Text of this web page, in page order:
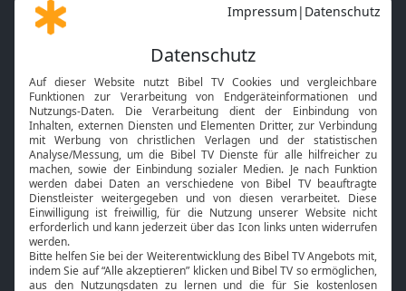
Gott und Bibel erklärt
Neuigkeiten
Mobile App
Smart TV
HbbTV
Bibelthek Online-Bibel
Nächster Gottesdienst
Bibel TV
Über uns
Service
Kontakt